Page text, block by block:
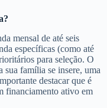
mensal de até seis
específicas (como até
para seleção. O
sua família se insere, uma
destacar que é
financiamento ativo em